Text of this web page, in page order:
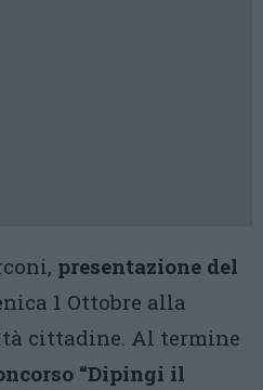
presentazione del
1 Ottobre alla
cittadine. Al termine
“Dipingi il